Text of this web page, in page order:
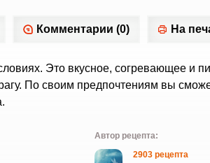
Комментарии (0) На
Это вкусное, согревающее и
По своим предпочтениям вы
Автор рецепта:
2903 рецепта